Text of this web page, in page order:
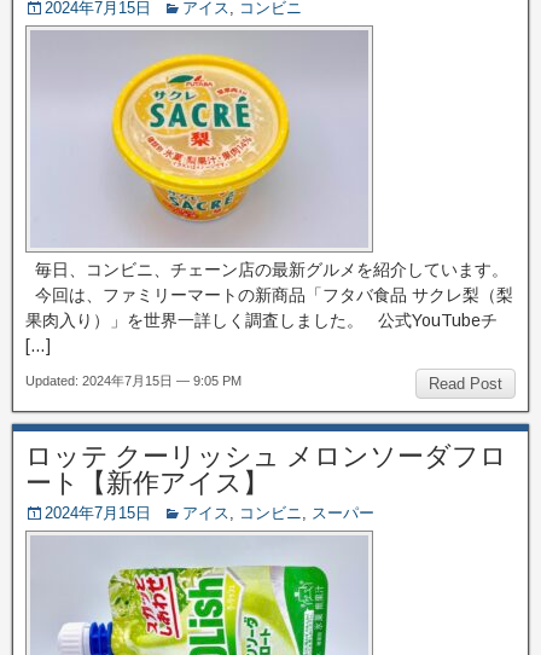
2024年7月15日 アイス, コンビニ
毎日、コンビニ、チェーン店の最新グルメを紹介しています。
今回は、ファミリーマートの新商品「フタバ食品 サクレ梨（梨
果肉入り）」を世界一詳しく調査しました。 公式YouTubeチ
[…]
Read Post
Updated: 2024年7月15日 — 9:05 PM
ロッテ クーリッシュ メロンソーダフロ
ート【新作アイス】
2024年7月15日 アイス, コンビニ, スーパー